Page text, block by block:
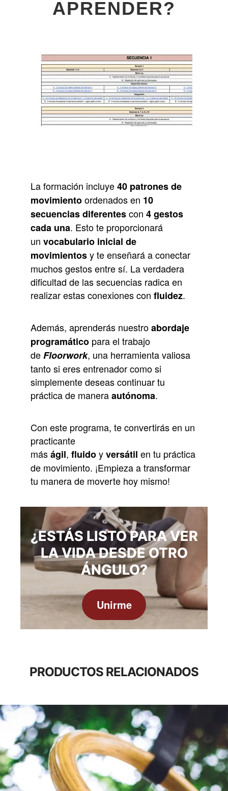
APRENDER?
La formación incluye40 patrones de
movimientoordenados en 10
secuencias diferentescon 4 gestos
cada una. Esto te proporcionará
un vocabulario inicial de
movimientosy te enseñará a conectar
muchos gestos entre sí. La verdadera
dificultad de las secuencias radica en
realizar estas conexiones con fluidez.
Además, aprenderás nuestroabordaje
programático para el trabajo
deFloorwork, una herramienta valiosa
tanto si eres entrenador como si
simplemente deseas continuar tu
práctica de maneraautónoma.
Con este programa, te convertirás en un
practicante
máságil, fluidoyversátil en tu práctica
de movimiento. ¡Empieza a transformar
tu manera de moverte hoy mismo!
¿ESTÁS LISTO PARA VER
LA VIDA DESDE OTRO
ÁNGULO?
Unirme
PRODUCTOS RELACIONADOS